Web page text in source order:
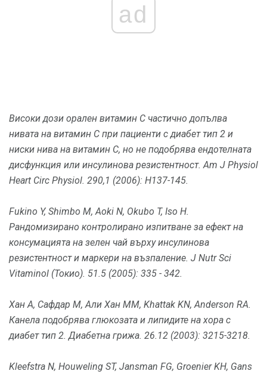
ad
Високи дози орален витамин С частично допълва
нивата на витамин С при пациенти с диабет тип 2 и
ниски нива на витамин С, но не подобрява ендотелната
дисфункция или инсулинова резистентност. Am J Physiol
Heart Circ Physiol. 290,1 (2006): H137-145.
Fukino Y, Shimbo М, Aoki N, Okubo T, Iso H.
Рандомизирано контролирано изпитване за ефект на
консумацията на зелен чай върху инсулинова
резистентност и маркери на възпаление. J Nutr Sci
Vitaminol (Токио). 51.5 (2005): 335 - 342.
Хан А, Сафдар М, Али Хан ММ, Khattak KN, Anderson RA.
Канела подобрява глюкозата и липидите на хора с
диабет тип 2. Диабетна грижа. 26.12 (2003): 3215-3218.
Kleefstra N, Houweling ST, Jansman FG, Groenier KH, Gans